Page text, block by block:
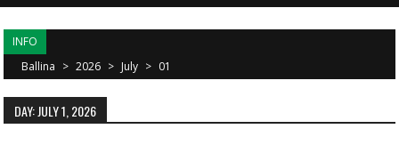
INFO
Ballina > 2026 > July > 01
DAY: JULY 1, 2026